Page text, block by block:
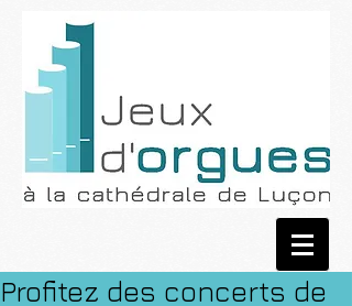
Profitez des concerts de